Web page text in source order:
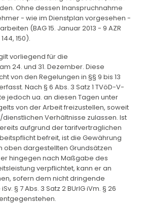
Ohne dessen Inanspruchnahme
- wie im Dienstplan vorgesehen -
(BAG 15. Januar 2013 - 9 AZR
150).
vorliegend für die
24. und 31. Dezember. Diese
von den Regelungen in §§ 9 bis 13
Nach § 6 Abs. 3 Satz 1 TVöD-V-
jedoch ua. an diesen Tagen unter
von der Arbeit freizustellen, soweit
Verhältnisse zulassen. Ist
aufgrund der tarifvertraglichen
befreit, ist die Gewährung
oben dargestellten Grundsätzen
hingegen nach Maßgabe des
verpflichtet, kann er an
sofern dem nicht dringende
§ 7 Abs. 3 Satz 2 BUrlG iVm. § 26